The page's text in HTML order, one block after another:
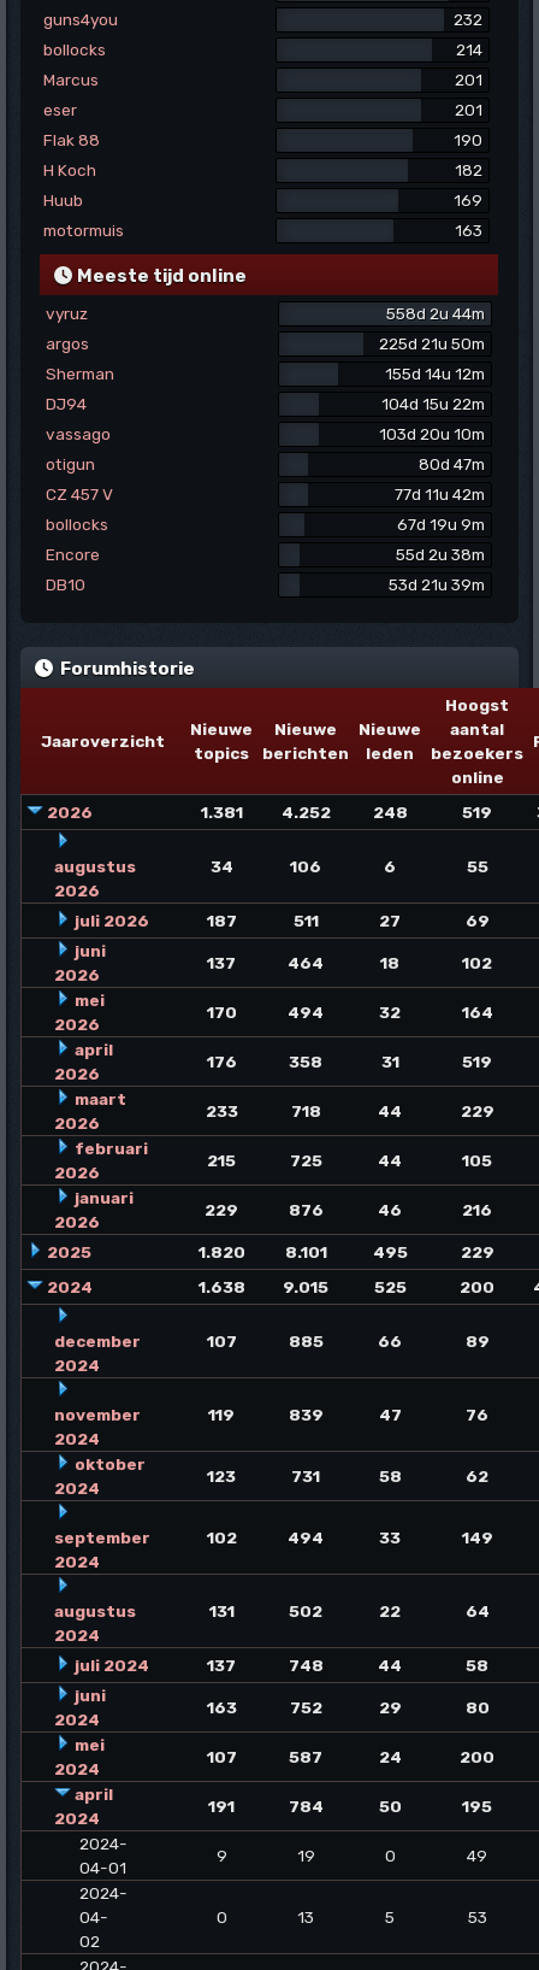
guns4you
232
bollocks
214
Marcus
201
eser
201
Flak 88
190
H Koch
182
Huub
169
motormuis
163
Meeste tijd online
vyruz
558d 2u 44m
argos
225d 21u 50m
Sherman
155d 14u 12m
DJ94
104d 15u 22m
vassago
103d 20u 10m
otigun
80d 47m
CZ 457 V
77d 11u 42m
bollocks
67d 19u 9m
Encore
55d 2u 38m
DB10
53d 21u 39m
Forumhistorie
Jaaroverzicht
Nieuwe
topics
Nieuwe
berichten
Nieuwe
leden
Hoogst
aantal
bezoekers
online
2026 1.381 4.252 248 519
augustus
2026
34 106 6 55
juli 2026 187 511 27
69
juni
2026
137 464 18
102
mei
2026
170 494 32
164
april
2026
176 358 31
519
maart
2026
233 718 44
229
februari
2026
215 725 44
105
januari
2026
229 876 46 216
2025 1.820 8.101 495 229
2024
1.638 9.015 525 200
december
2024
107 885 66 89
november
2024
119 839 47 76
oktober
2024
123 731 58 62
september
2024
102 494 33 149
augustus
2024
131 502 22 64
juli 2024 137 748 44
58
juni
2024
163 752 29
80
mei
2024
107 587 24
200
april
2024
191 784 50
195
2024-
04-01
9 19 0
49
2024-
04-
02
0 13 5 53